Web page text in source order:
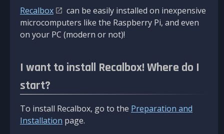
Recalbox
can be easily installed on inexpensive
microcomputers like the Raspberry Pi, and even
on your PC (modern or not)!
I want to install Recalbox! Where do I
start?
To install Recalbox, go to the Preparation and
Installation page.